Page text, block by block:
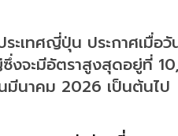
ระเทศญี่ปุ่น ประกาศเมื่
จะมีอัตราสูงสุดอยู่ที่
มีนาคม 2026 เป็นต้นไป